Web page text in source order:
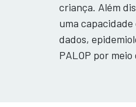
criança. Além
uma
dados,
PALOP por